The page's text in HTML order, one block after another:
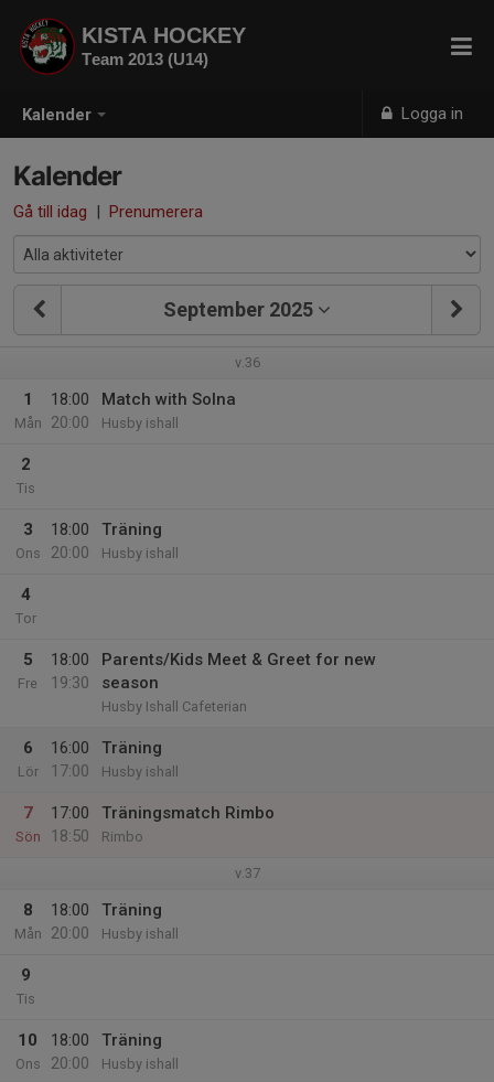
Kalender Logga in
KISTA HOCKEY
Team 2013 (U14)
Kalender
Gå till idag | Prenumerera
September 2025
v.36
1
Mån
18:00
20:00
Match with Solna
Husby ishall
2
Tis
3
Ons
18:00
20:00
Träning
Husby ishall
4
Tor
5
Fre
18:00
19:30
Parents/Kids Meet & Greet for new
season
Husby Ishall Cafeterian
6
Lör
16:00
17:00
Träning
Husby ishall
7
Sön
17:00
18:50
Träningsmatch Rimbo
Rimbo
v.37
8
Mån
18:00
20:00
Träning
Husby ishall
9
Tis
10
Ons
18:00
20:00
Träning
Husby ishall